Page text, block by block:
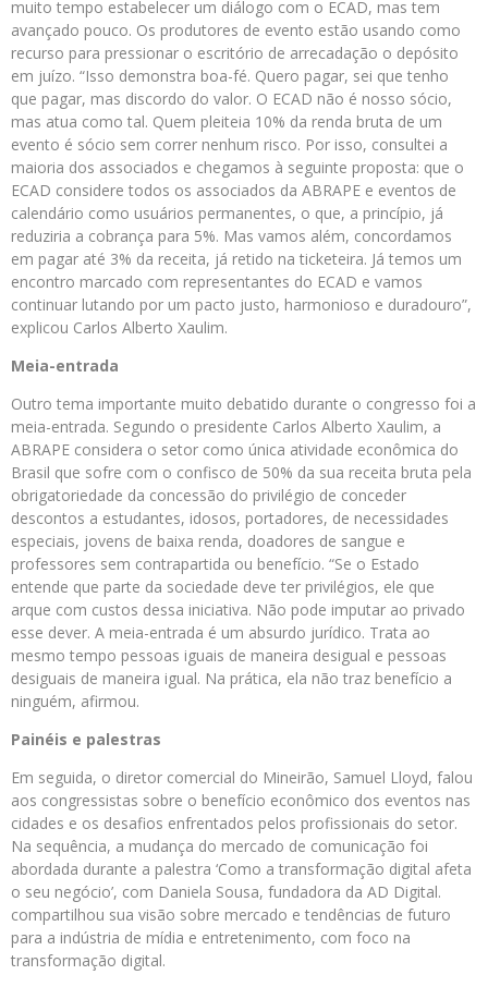
muito tempo estabelecer um diálogo com o ECAD, mas tem
avançado pouco. Os produtores de evento estão usando como
recurso para pressionar o escritório de arrecadação o depósito
em juízo. “Isso demonstra boa-fé. Quero pagar, sei que tenho
que pagar, mas discordo do valor. O ECAD não é nosso sócio,
mas atua como tal. Quem pleiteia 10% da renda bruta de um
evento é sócio sem correr nenhum risco. Por isso, consultei a
maioria dos associados e chegamos à seguinte proposta: que o
ECAD considere todos os associados da ABRAPE e eventos de
calendário como usuários permanentes, o que, a princípio, já
reduziria a cobrança para 5%. Mas vamos além, concordamos
em pagar até 3% da receita, já retido na ticketeira. Já temos um
encontro marcado com representantes do ECAD e vamos
continuar lutando por um pacto justo, harmonioso e duradouro”,
explicou Carlos Alberto Xaulim.
Meia-entrada
Outro tema importante muito debatido durante o congresso foi a
meia-entrada. Segundo o presidente Carlos Alberto Xaulim, a
ABRAPE considera o setor como única atividade econômica do
Brasil que sofre com o confisco de 50% da sua receita bruta pela
obrigatoriedade da concessão do privilégio de conceder
descontos a estudantes, idosos, portadores, de necessidades
especiais, jovens de baixa renda, doadores de sangue e
professores sem contrapartida ou benefício. “Se o Estado
entende que parte da sociedade deve ter privilégios, ele que
arque com custos dessa iniciativa. Não pode imputar ao privado
esse dever. A meia-entrada é um absurdo jurídico. Trata ao
mesmo tempo pessoas iguais de maneira desigual e pessoas
desiguais de maneira igual. Na prática, ela não traz benefício a
ninguém, afirmou.
Painéis e palestras
Em seguida, o diretor comercial do Mineirão, Samuel Lloyd, falou
aos congressistas sobre o benefício econômico dos eventos nas
cidades e os desafios enfrentados pelos profissionais do setor.
Na sequência, a mudança do mercado de comunicação foi
abordada durante a palestra ‘Como a transformação digital afeta
o seu negócio’, com Daniela Sousa, fundadora da AD Digital.
compartilhou sua visão sobre mercado e tendências de futuro
para a indústria de mídia e entretenimento, com foco na
transformação digital.